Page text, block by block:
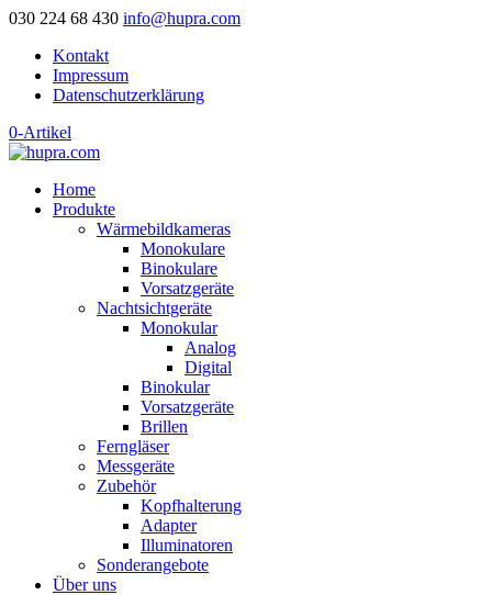
030 224 68 430 info@hupra.com
Kontakt
Impressum
Datenschutzerklärung
0-Artikel
Home
Produkte
Wärmebildkameras
Monokulare
Binokulare
Vorsatzgeräte
Nachtsichtgeräte
Monokular
Analog
Digital
Binokular
Vorsatzgeräte
Brillen
Ferngläser
Messgeräte
Zubehör
Kopfhalterung
Adapter
Illuminatoren
Sonderangebote
Über uns